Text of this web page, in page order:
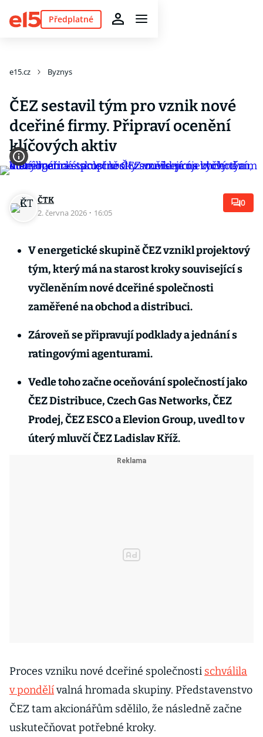
Předplatné
e15.cz Byznys
ČEZ sestavil tým pro vznik nové
dceřiné firmy. Připraví ocenění
klíčových aktiv
ČTK
2. června 2026 · 16:05
0
V energetické skupině ČEZ vznikl projektový
tým, který má na starost kroky související s
vyčleněním nové dceřiné společnosti
zaměřené na obchod a distribuci.
Zároveň se připravují podklady a jednání s
ratingovými agenturami.
Vedle toho začne oceňování společností jako
ČEZ Distribuce, Czech Gas Networks, ČEZ
Prodej, ČEZ ESCO a Elevion Group, uvedl to v
úterý mluvčí ČEZ Ladislav Kříž.
Proces vzniku nové dceřiné společnosti schválila
v pondělívalná hromada skupiny. Představenstvo
ČEZ tam akcionářům sdělilo, že následně začne
uskutečňovat potřebné kroky.